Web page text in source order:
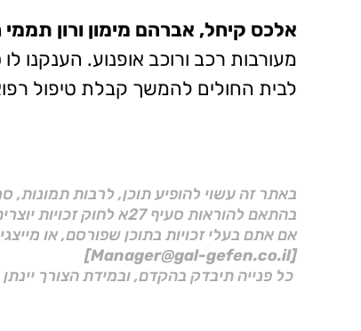
אלכס קיחל, אברהם מימון ורון
מעורבות רכב ורוכב אופנוע. הענקנו
לבית החולים להמשך קבלת טיפול
באתר זה עשוי להופיע תוכן, לרבות תמונות,
בהתאם להוראות סעיף 27א לחוק זכויות יוצרים, התשס"ח–2007.
אם אתם בעלי זכויות בתוכן שפורסם, או
[Manager@gal-gefen.co.il]
כל פנייה תיבדק בהקדם, ובמידת הצורך